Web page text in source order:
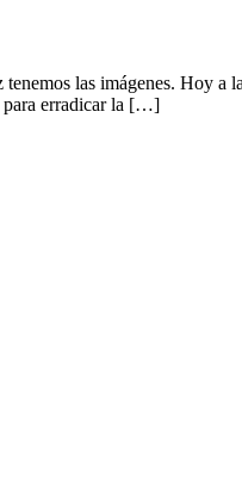
las imágenes. Hoy
para erradicar la […]